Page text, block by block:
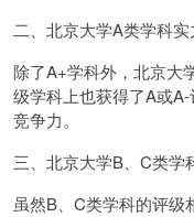
二、北京大学A类学科实
除了A+学科外，北京大
级学科上也获得了A或
竞争力。
三、北京大学B、C类学
虽然B、C类学科的评级